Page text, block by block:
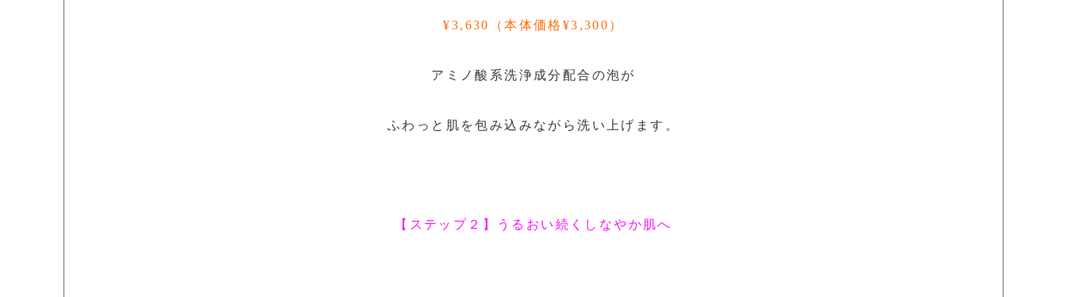
¥3,630（本体価格¥3,300）
アミノ酸系洗浄成分配合の泡が
ふわっと肌を包み込みながら洗い上げます。
【ステップ２】うるおい続くしなやか肌へ